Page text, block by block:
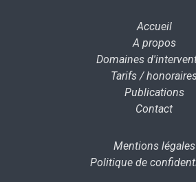
Accueil
A propos
Domaines
Tarifs /
Publications
Contact
Mentions légales
Politique de